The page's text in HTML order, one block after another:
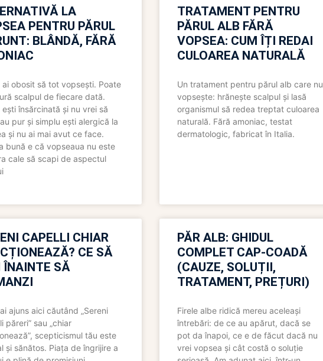
LA
PENTRU PĂRUL
BLÂNDĂ, FĂRĂ
ai obosit să tot vopsești. Poate
scalpul de fiecare dată.
ești însărcinată și nu vrei să
pur și simplu ești alergică la
și nu ai mai avut ce face.
bună e că vopseaua nu este
cale să scapi de aspectul
TRATAMENT PENTRU
PĂRUL ALB FĂRĂ
VOPSEA: CUM ÎȚI REDAI
CULOAREA NATURALĂ
Un tratament pentru părul alb care nu
vopsește: hrănește scalpul și lasă
organismul să redea treptat culoarea
naturală. Fără amoniac, testat
dermatologic, fabricat în Italia.
CAPELLI CHIAR
CE SĂ
ÎNAINTE SĂ
ajuns aici căutând „Sereni
păreri” sau „chiar
scepticismul tău este
și sănătos. Piața de îngrijire a
PĂR ALB: GHIDUL
COMPLET CAP-COADĂ
(CAUZE, SOLUȚII,
TRATAMENT, PREȚURI)
Firele albe ridică mereu aceleași
întrebări: de ce au apărut, dacă se
pot da înapoi, ce e de făcut dacă nu
vrei vopsea și cât costă o soluție